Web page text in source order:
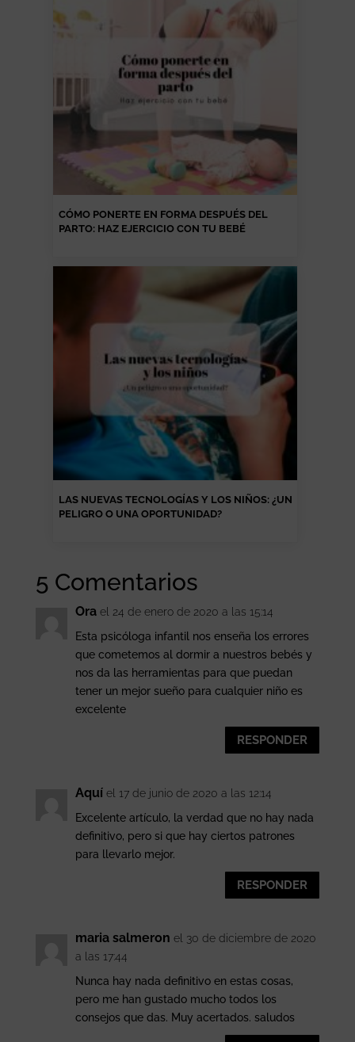
CÓMO PONERTE EN FORMA DESPUÉS DEL
PARTO: HAZ EJERCICIO CON TU BEBÉ
LAS NUEVAS TECNOLOGÍAS Y LOS NIÑOS: ¿UN
PELIGRO O UNA OPORTUNIDAD?
5 Comentarios
Ora el 24 de enero de 2020 a las 15:14
Esta psicóloga infantil nos enseña los errores
que cometemos al dormir a nuestros bebés y
nos da las herramientas para que puedan
tener un mejor sueño para cualquier niño es
excelente
RESPONDER
Aquí el 17 de junio de 2020 a las 12:14
Excelente artículo, la verdad que no hay nada
definitivo, pero si que hay ciertos patrones
para llevarlo mejor.
RESPONDER
maria salmeron el 30 de diciembre de 2020
a las 17:44
Nunca hay nada definitivo en estas cosas,
pero me han gustado mucho todos los
consejos que das. Muy acertados. saludos